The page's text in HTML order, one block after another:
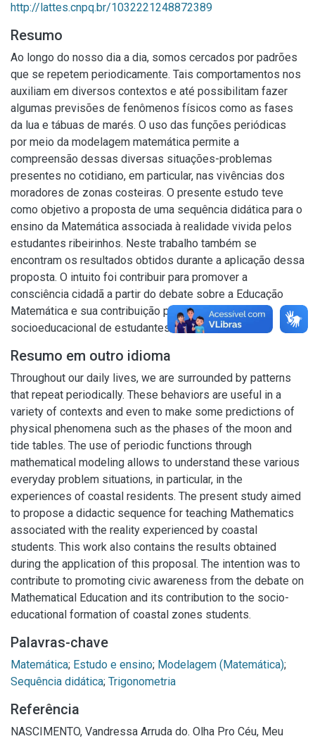
http://lattes.cnpq.br/1032221248872389
Resumo
Ao longo do nosso dia a dia, somos cercados por padrões
que se repetem periodicamente. Tais comportamentos nos
auxiliam em diversos contextos e até possibilitam fazer
algumas previsões de fenômenos físicos como as fases
da lua e tábuas de marés. O uso das funções periódicas
por meio da modelagem matemática permite a
compreensão dessas diversas situações-problemas
presentes no cotidiano, em particular, nas vivências dos
moradores de zonas costeiras. O presente estudo teve
como objetivo a proposta de uma sequência didática para o
ensino da Matemática associada à realidade vivida pelos
estudantes ribeirinhos. Neste trabalho também se
encontram os resultados obtidos durante a aplicação dessa
proposta. O intuito foi contribuir para promover a
consciência cidadã a partir do debate sobre a Educação
Matemática e sua contribuição para a formação
socioeducacional de estudantes do litoral.
Resumo em outro idioma
Throughout our daily lives, we are surrounded by patterns
that repeat periodically. These behaviors are useful in a
variety of contexts and even to make some predictions of
physical phenomena such as the phases of the moon and
tide tables. The use of periodic functions through
mathematical modeling allows to understand these various
everyday problem situations, in particular, in the
experiences of coastal residents. The present study aimed
to propose a didactic sequence for teaching Mathematics
associated with the reality experienced by coastal
students. This work also contains the results obtained
during the application of this proposal. The intention was to
contribute to promoting civic awareness from the debate on
Mathematical Education and its contribution to the socio-
educational formation of coastal zones students.
Palavras-chave
Matemática; Estudo e ensino; Modelagem (Matemática);
Sequência didática; Trigonometria
Referência
NASCIMENTO, Vandressa Arruda do. Olha Pro Céu, Meu